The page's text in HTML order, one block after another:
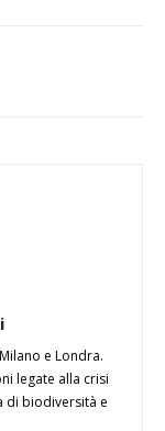
e Londra.
legate alla crisi
di biodiversità e